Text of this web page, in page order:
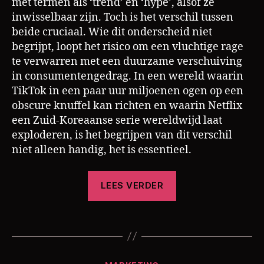
met termen als ‘trend’ en ‘hype’, alsof ze
inwisselbaar zijn. Toch is het verschil tussen
beide cruciaal. Wie dit onderscheid niet
begrijpt, loopt het risico om een vluchtige rage
te verwarren met een duurzame verschuiving
in consumentengedrag. In een wereld waarin
TikTok in een paar uur miljoenen ogen op een
obscure knuffel kan richten en waarin Netflix
een Zuid-Koreaanse serie wereldwijd laat
exploderen, is het begrijpen van dit verschil
niet alleen handig, het is essentieel.
LEES VERDER